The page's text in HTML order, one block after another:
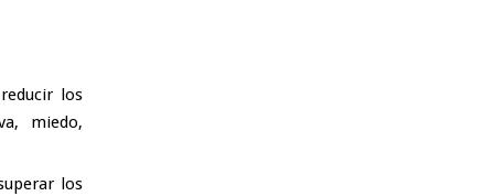
los
miedo,
los